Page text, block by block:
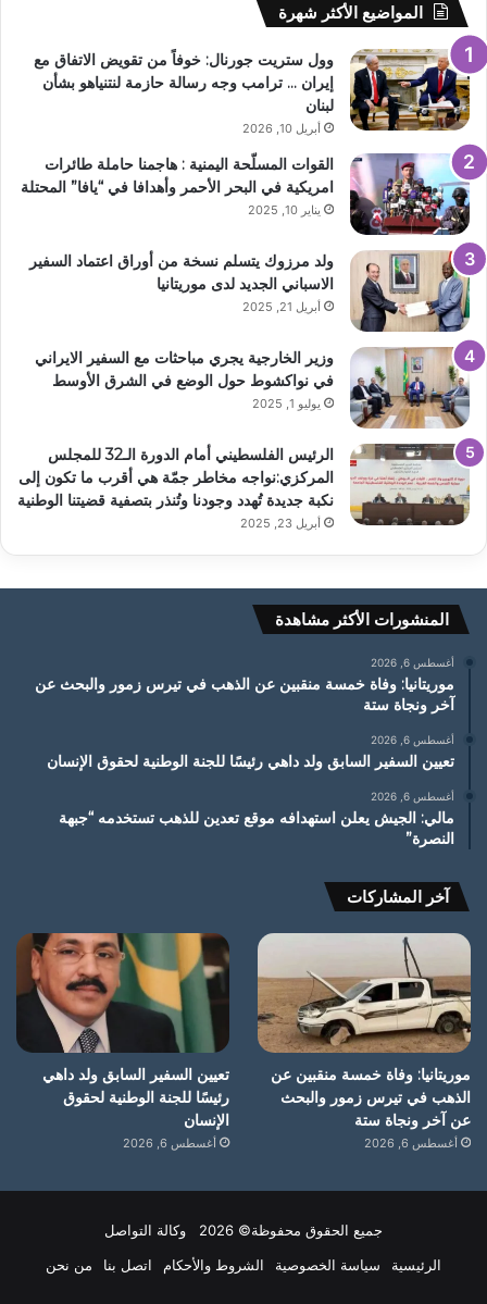
المواضيع الأكثر شهرة
وول ستريت جورنال: خوفاً من تقويض الاتفاق مع
إيران … ترامب وجه رسالة حازمة لنتنياهو بشأن
لبنان
أبريل 10, 2026
القوات المسلّحة اليمنية : هاجمنا حاملة طائرات
امريكية في البحر الأحمر وأهدافا في “يافا” المحتلة
يناير 10, 2025
ولد مرزوك يتسلم نسخة من أوراق اعتماد السفير
الاسباني الجديد لدى موريتانيا
أبريل 21, 2025
وزير الخارجية يجري مباحثات مع السفير الايراني
في نواكشوط حول الوضع في الشرق الأوسط
يوليو 1, 2025
الرئيس الفلسطيني أمام الدورة الـ32 للمجلس
المركزي:نواجه مخاطر جمّة هي أقرب ما تكون إلى
نكبة جديدة تُهدد وجودنا وتُنذر بتصفية قضيتنا الوطنية
أبريل 23, 2025
المنشورات الأكثر مشاهدة
أغسطس 6, 2026
موريتانيا: وفاة خمسة منقبين عن الذهب في تيرس زمور والبحث عن
آخر ونجاة ستة
أغسطس 6, 2026
تعيين السفير السابق ولد داهي رئيسًا للجنة الوطنية لحقوق الإنسان
أغسطس 6, 2026
مالي: الجيش يعلن استهدافه موقع تعدين للذهب تستخدمه “جبهة
النصرة”
آخر المشاركات
موريتانيا: وفاة خمسة منقبين عن
الذهب في تيرس زمور والبحث
عن آخر ونجاة ستة
أغسطس 6, 2026
تعيين السفير السابق ولد داهي
رئيسًا للجنة الوطنية لحقوق
الإنسان
أغسطس 6, 2026
جميع الحقوق محفوظة© 2026 وكالة التواصل
الرئيسية
سياسة الخصوصية الشروط والأحكام اتصل بنا من نحن